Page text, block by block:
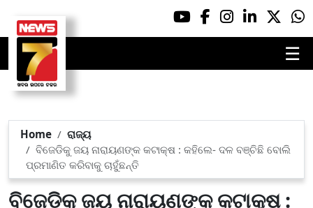
☰
Home
ରାଜ୍ୟ
ବିଜେଡିକୁ ଜୟ ନାରାୟଣଙ୍କ କଟାକ୍ଷ : କହିଲେ- ଦଳ ବଞ୍ଚିଛି ବୋଲି
ପ୍ରମାଣିତ କରିବାକୁ ଚାହୁଁଛନ୍ତି
ବିଜେଡିକୁ ଜୟ ନାରାୟଣଙ୍କ କଟାକ୍ଷ :